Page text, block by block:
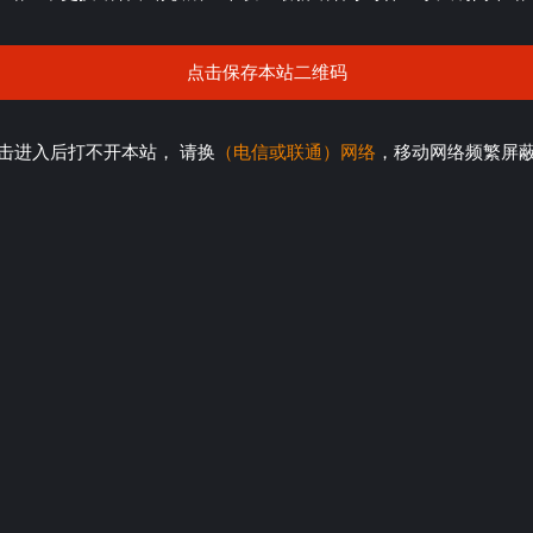
点击保存本站二维码
进入后打不开本站， 请换 （电信或联通）网络 ，移动网络频繁屏